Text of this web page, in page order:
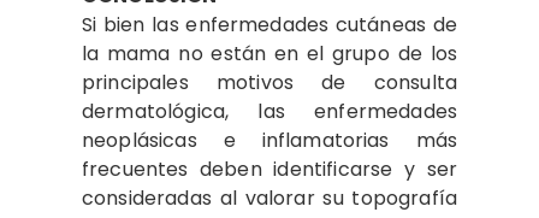
Si bien las enfermedades cutáneas de
la mama no están en el grupo de los
principales motivos de consulta
dermatológica, las enfermedades
neoplásicas e inflamatorias más
frecuentes deben identificarse y ser
consideradas al valorar su topografía